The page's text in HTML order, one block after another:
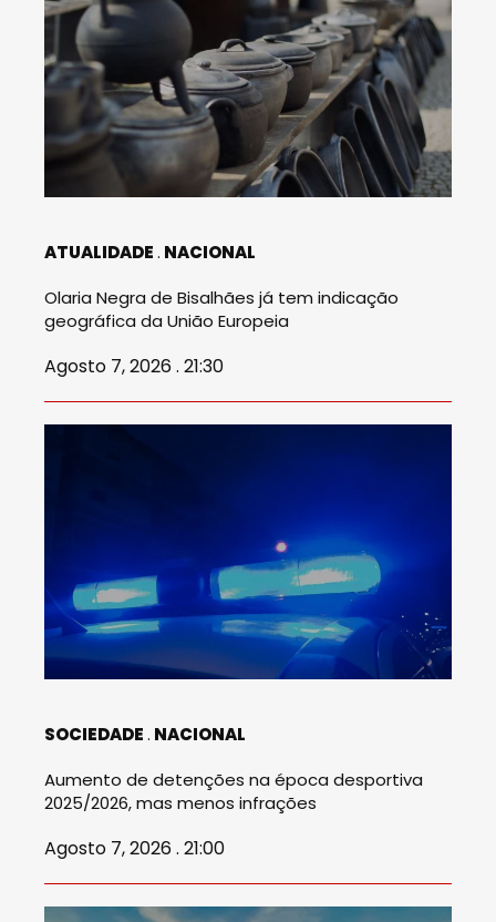
ATUALIDADE NACIONAL
Olaria Negra de Bisalhães já tem indicação
geográfica da União Europeia
Agosto 7, 2026 . 21:30
SOCIEDADE NACIONAL
Aumento de detenções na época desportiva
2025/2026, mas menos infrações
Agosto 7, 2026 . 21:00